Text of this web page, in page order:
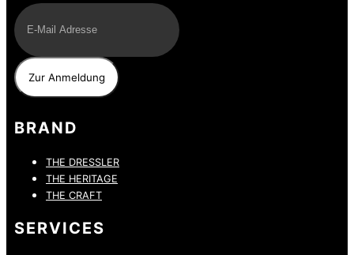
BRAND
THE DRESSLER
THE HERITAGE
THE CRAFT
SERVICES